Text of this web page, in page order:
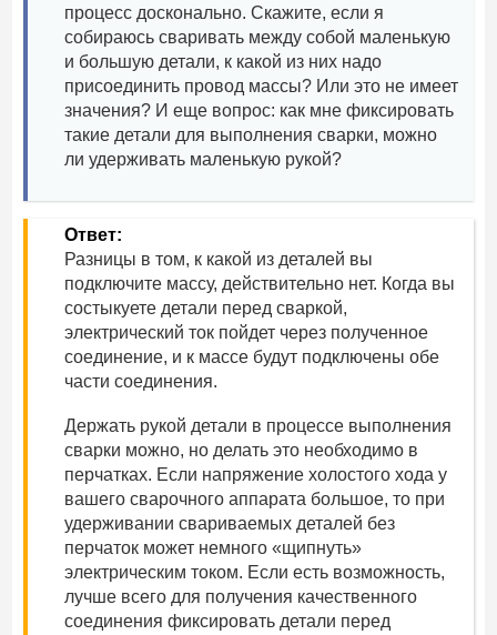
процесс досконально. Скажите, если я
собираюсь сваривать между собой маленькую
и большую детали, к какой из них надо
присоединить провод массы? Или это не имеет
значения? И еще вопрос: как мне фиксировать
такие детали для выполнения сварки, можно
ли удерживать маленькую рукой?
Ответ:
Разницы в том, к какой из деталей вы
подключите массу, действительно нет. Когда вы
состыкуете детали перед сваркой,
электрический ток пойдет через полученное
соединение, и к массе будут подключены обе
части соединения.
Держать рукой детали в процессе выполнения
сварки можно, но делать это необходимо в
перчатках. Если напряжение холостого хода у
вашего сварочного аппарата большое, то при
удерживании свариваемых деталей без
перчаток может немного «щипнуть»
электрическим током. Если есть возможность,
лучше всего для получения качественного
соединения фиксировать детали перед